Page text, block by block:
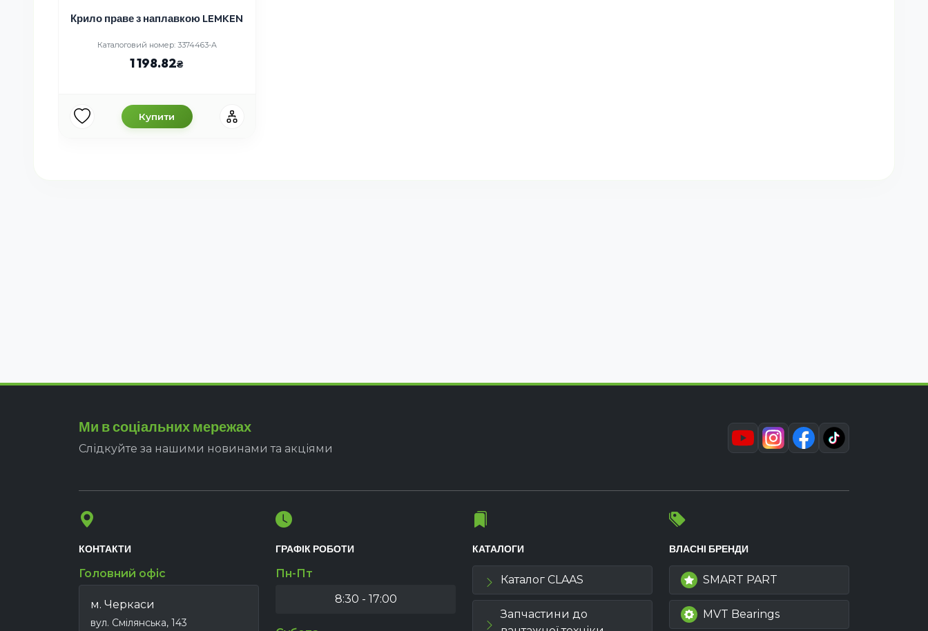
Крило праве з наплавкою LEMKEN
Каталоговий номер: 3374463-A
1 198.82
Купити
Ми в соціальних мережах
Слідкуйте за нашими новинами та акціями
КОНТАКТИ
Головний офіс
м. Черкаси
вул. Смілянська, 143
ГРАФІК РОБОТИ
Пн-Пт
8:30 - 17:00
КАТАЛОГИ
Каталог CLAAS
Запчастини до
ВЛАСНІ БРЕНДИ
SMART PART
MVT Bearings